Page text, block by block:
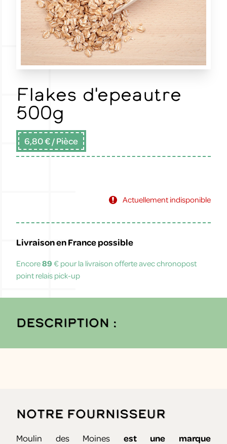
Flakes d'epeautre
500g
6,80 €/ Pièce
Actuellement indisponible
Livraison en France possible
Encore89 € pour la livraison offerte avec chronopost
point relais pick-up
Description :
Notre fournisseur
Moulin des Moines est une marque